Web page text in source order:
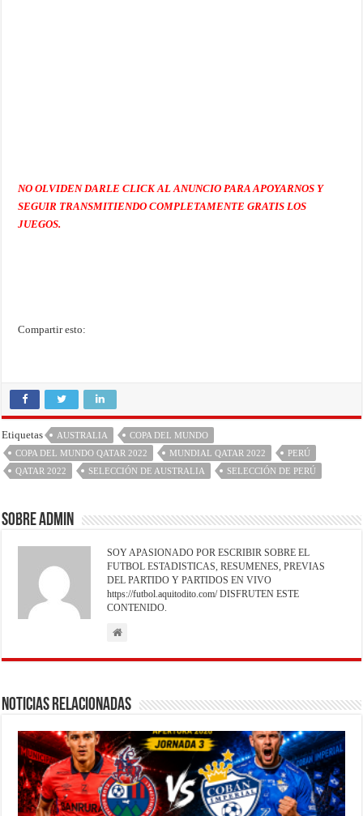
NO OLVIDEN DARLE CLICK AL ANUNCIO PARA APOYARNOS Y
SEGUIR TRANSMITIENDO COMPLETAMENTE GRATIS LOS
JUEGOS.
Compartir esto:
Etiquetas AUSTRALIA
COPA DEL MUNDO
COPA DEL MUNDO QATAR 2022
MUNDIAL QATAR 2022
PERÚ
QATAR 2022
SELECCIÓN DE AUSTRALIA SELECCIÓN DE PERÚ
Sobre admin
SOY APASIONADO POR ESCRIBIR SOBRE EL
FUTBOL ESTADISTICAS, RESUMENES, PREVIAS
DEL PARTIDO Y PARTIDOS EN VIVO
https://futbol.aquitodito.com/ DISFRUTEN ESTE
CONTENIDO.
Noticias Relacionadas